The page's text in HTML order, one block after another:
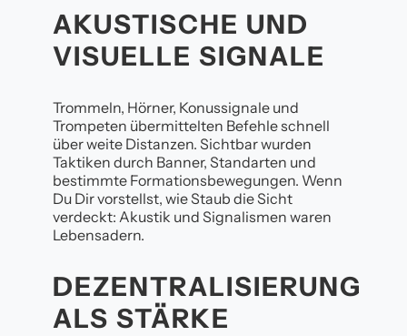
AKUSTISCHE UND
VISUELLE SIGNALE
Trommeln, Hörner, Konussignale und
Trompeten übermittelten Befehle schnell
über weite Distanzen. Sichtbar wurden
Taktiken durch Banner, Standarten und
bestimmte Formationsbewegungen. Wenn
Du Dir vorstellst, wie Staub die Sicht
verdeckt: Akustik und Signalismen waren
Lebensadern.
DEZENTRALISIERUNG
ALS STÄRKE